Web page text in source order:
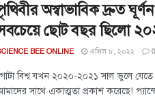
অস্বাভাবিক দ্রুত
ছোট বছর ছিলো
BEE ONLINE এপ্রিল ৮, ২০২২ 0
বিশ্ব যখন ২০২০-২০২১ সাল ভুলে যেতে
সাথে একাত্মতা প্রকাশ করেছে!